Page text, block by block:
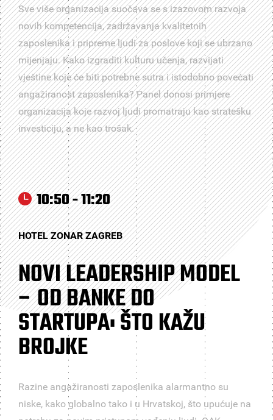
Sve više organizacija suočava se s izazovom razvoja
novih kompetencija, zadržavanja kvalitetnih
zaposlenika i pripreme ljudi za poslove koji se ubrzano
mijenjaju. Kako izgraditi kulturu učenja, razvijati
vještine koje će biti potrebne sutra i istodobno povećati
angažiranost zaposlenika? Panel donosi primjere
organizacija koje razvoj ljudi promatraju kao stratešku
investiciju, a ne kao trošak.
10:50 - 11:20
HOTEL ZONAR ZAGREB
NOVI LEADERSHIP MODEL
– OD BANKE DO
STARTUPA: ŠTO KAŽU
BROJKE
Razine angažiranosti zaposlenika alarmantno su
niske, kako globalno tako i u Hrvatskoj, što upućuje na